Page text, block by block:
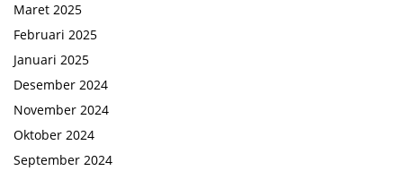
Maret 2025
Februari 2025
Januari 2025
Desember 2024
November 2024
Oktober 2024
September 2024